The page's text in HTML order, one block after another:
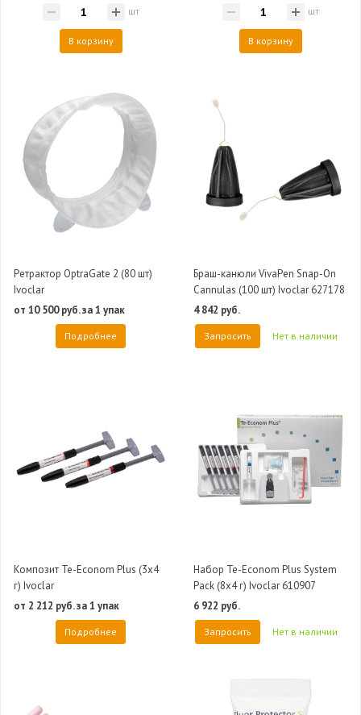
шт
В корзину
шт
В корзину
Ретрактор OptraGate 2 (80 шт)
Ivoclar
от 10 500 руб. за 1 упак
Подробнее
Браш-канюли VivaPen Snap-On
Cannulas (100 шт) Ivoclar 627178
4 842 руб.
Запросить Нет в наличии
Композит Te-Econom Plus (3х4
г) Ivoclar
от 2 212 руб. за 1 упак
Подробнее
Набор Te-Econom Plus System
Pack (8х4 г) Ivoclar 610907
6 922 руб.
Запросить Нет в наличии